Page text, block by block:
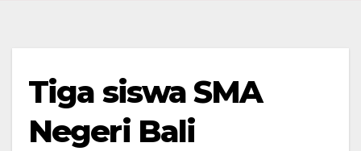
Tiga siswa SMA
Negeri Bali